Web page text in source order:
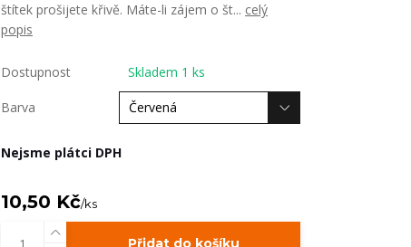
štítek prošijete křivě. Máte-li zájem o št... celý
popis
Dostupnost Skladem 1 ks
Barva
Nejsme plátci DPH
10,50 Kč/ks
Přidat do košíku